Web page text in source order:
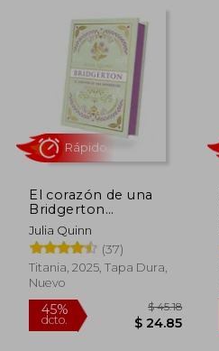
Rápido
El corazón de una
Bridgerton
(Bridgerton 6) -
Edición coleccionista
Julia Quinn
(37)
Titania, 2025, Tapa Dura,
Nuevo